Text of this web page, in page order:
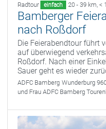
Radtour einfach 20 - 39 km, <
Bamberger
nach Roßdorf
Die Feierabendtour führt
auf überwiegend
Roßdorf. Nach einer
Sauer geht es wieder
ADFC Bamberg Wunderburg
und Frau ADFC Bamberg